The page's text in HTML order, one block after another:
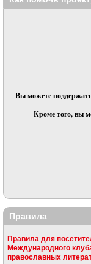
Вы можете
Кроме того, вы
Правила
Правила для
Международного
православных